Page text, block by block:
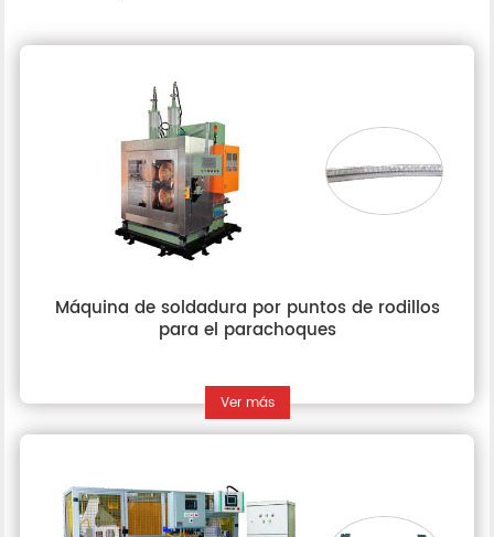
Máquina de soldadura por puntos de rodillos
para el parachoques
Ver más